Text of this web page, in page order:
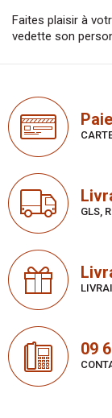
Faites plaisir à
vedette son
GLS,
09